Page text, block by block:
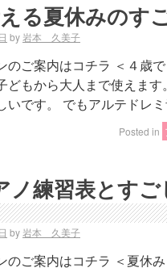
る夏休みのす
by 岩本 久美子
のご案内はコチラ ＜４歳
どもから大人まで使えま
いです。 でもアルテドレ
Posted in
ノ練習表とす
by 岩本 久美子
のご案内はコチラ ＜夏休